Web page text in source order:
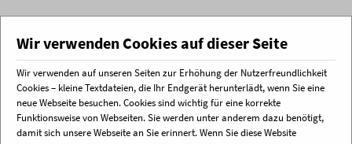
Menü
Startseite Veranstaltungsrückblick Bauen für Menschen und Klima
Wir verwenden Cookies auf dieser Seite
Wir verwenden auf unseren Seiten zur Erhöhung der Nutzerfreundlichkeit
Cookies – kleine Textdateien, die Ihr Endgerät herunterlädt, wenn Sie eine
neue Webseite besuchen. Cookies sind wichtig für eine korrekte
Funktionsweise von Webseiten. Sie werden unter anderem dazu benötigt,
damit sich unsere Webseite an Sie erinnert. Wenn Sie diese Website